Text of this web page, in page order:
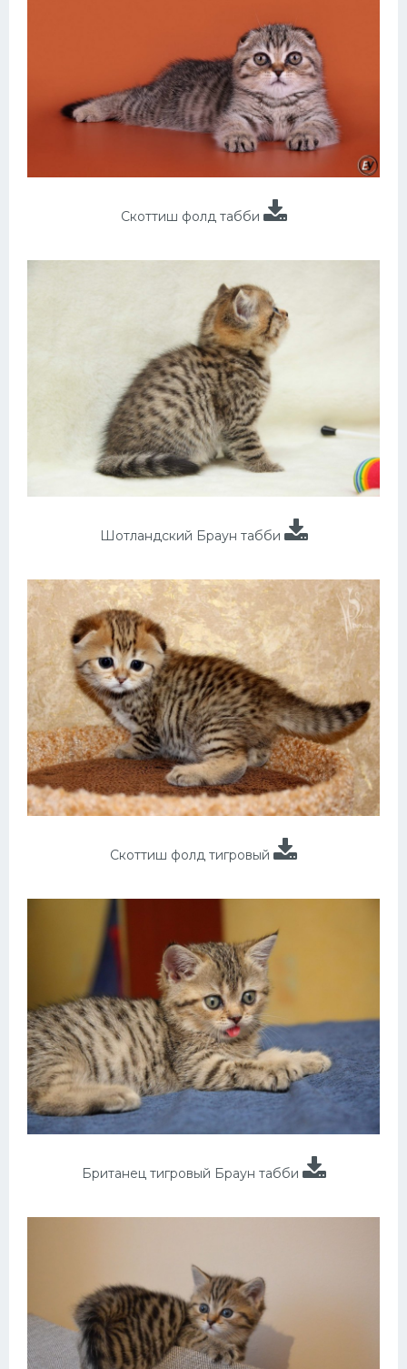
Скоттиш фолд табби
Шотландский Браун табби
Скоттиш фолд тигровый
Британец тигровый Браун табби